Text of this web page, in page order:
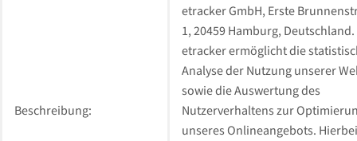
Beschreibung:
etracker GmbH, Erste
1, 20459 Hamburg, Deutschland.
etracker ermöglicht die
Analyse der Nutzung unserer
sowie die Auswertung des
Nutzerverhaltens zur
unseres Onlineangebots. Hierbei